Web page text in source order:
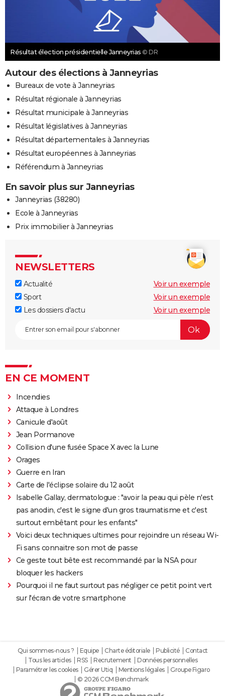
Résultat élection présidentielle Janneyrias © DR
Autour des élections à Janneyrias
Bureaux de vote à Janneyrias
Résultat régionale à Janneyrias
Résultat municipale à Janneyrias
Résultat législatives à Janneyrias
Résultat départementales à Janneyrias
Résultat européennes à Janneyrias
Référendum à Janneyrias
En savoir plus sur Janneyrias
Janneyrias (38280)
Ecole à Janneyrias
Prix immobilier à Janneyrias
NEWSLETTERS
Actualité
Voir un exemple
Sport
Voir un exemple
Les dossiers d'actu
Voir un exemple
EN CE MOMENT
Incendies
Attaque à Londres
Canicule d'août
Jean Pormanove
Collision d'une fusée Space X avec la Lune
Orages
Guerre en Iran
Carte de l'éclipse solaire du 12 août
Isabelle Gallay, dermatologue : "avoir la peau qui pèle n'est
pas anodin, c'est le signe d'un gros traumatisme et c'est
surtout embêtant pour les enfants"
Voici deux techniques ultimes pour rejoindre un réseau Wi-
Fi sans connaitre son mot de passe
Ce geste tout bête est recommandé par la NSA pour
bloquer les hackers
Pourquoi il ne faut surtout pas négliger ce petit point vert
sur l'écran de votre smartphone
Qui sommes-nous ? Equipe Charte éditoriale Publicité
Contact
Tous les articles
RSS Recrutement
Données personnelles
Paramétrer les cookies
Gérer Utiq Mentions légales
Groupe Figaro
© 2026 CCM Benchmark